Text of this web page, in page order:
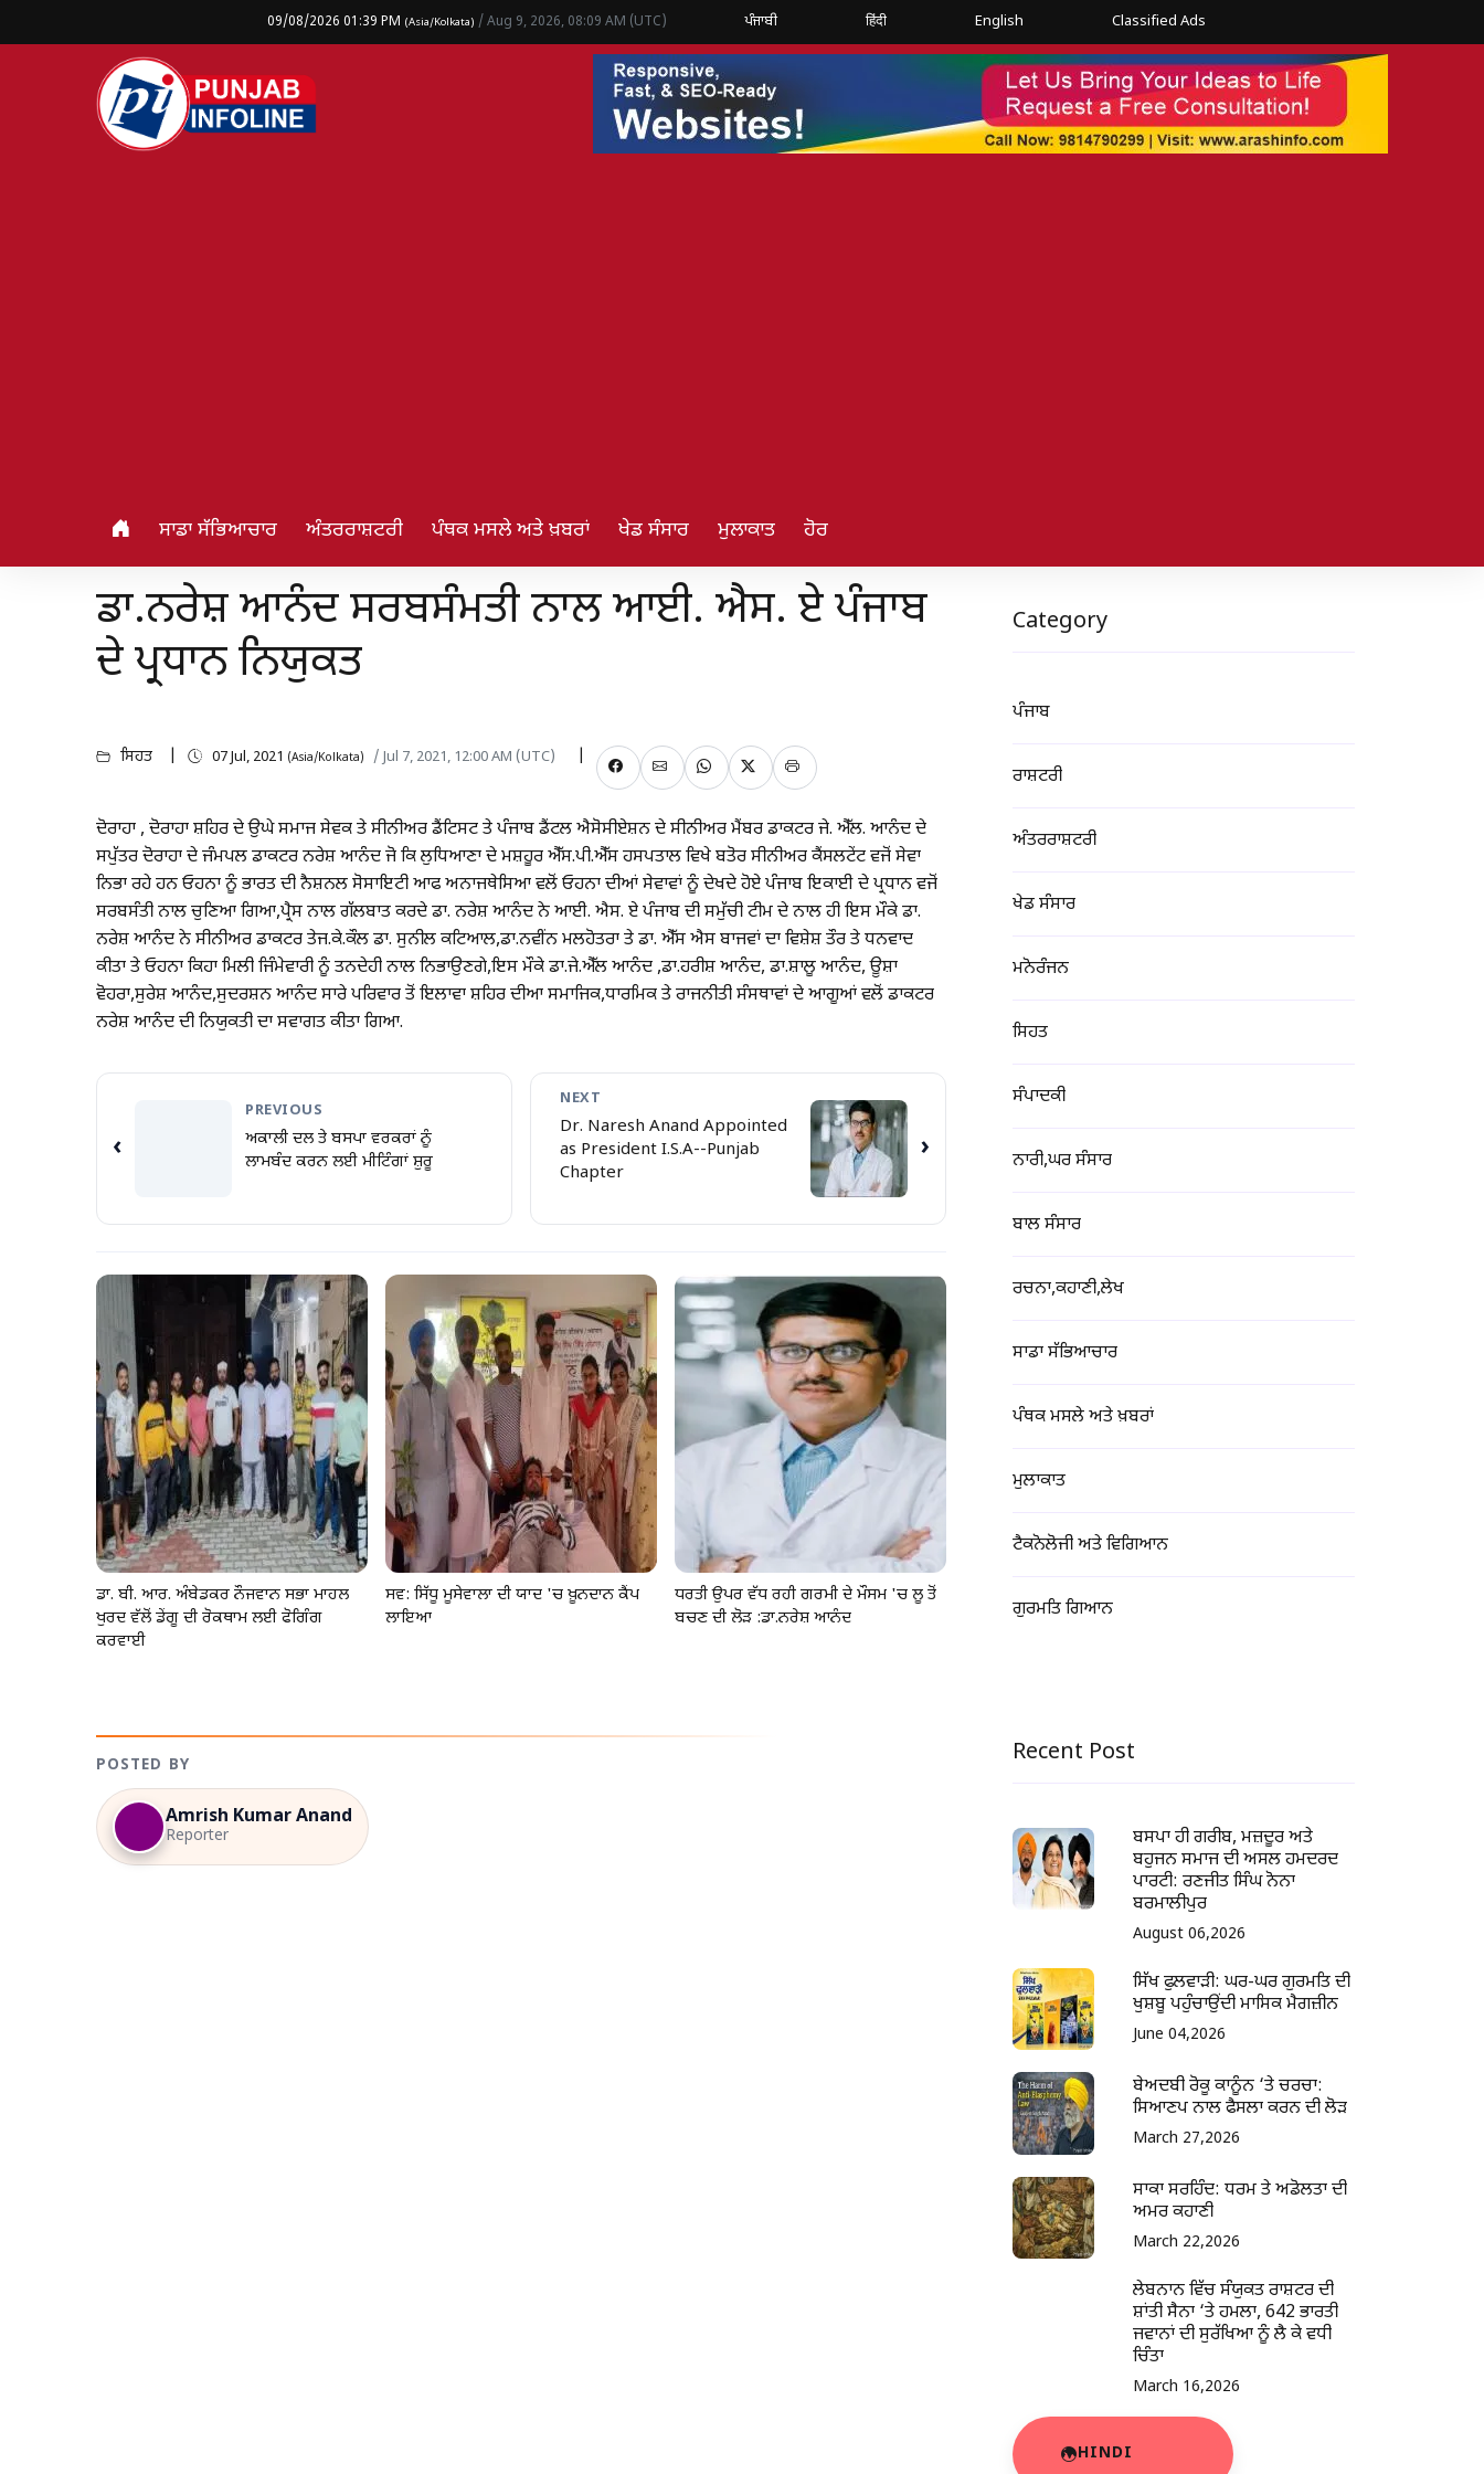
09/08/2026 01:39 PM (Asia/Kolkata) / Aug 9, 2026, 08:09 AM (UTC) ਪੰਜਾਬੀ हिंदी English Classified Ads
ਸਾਡਾ ਸੱਭਿਆਚਾਰ ਅੰਤਰਰਾਸ਼ਟਰੀ ਪੰਥਕ ਮਸਲੇ ਅਤੇ ਖ਼ਬਰਾਂ ਖੇਡ ਸੰਸਾਰ ਮੁਲਾਕਾਤ ਹੋਰ
ਡਾ.ਨਰੇਸ਼ ਆਨੰਦ ਸਰਬਸੰਮਤੀ ਨਾਲ ਆਈ. ਐਸ. ਏ ਪੰਜਾਬ
ਦੇ ਪ੍ਰਧਾਨ ਨਿਯੁਕਤ
ਸਿਹਤ 07 Jul, 2021 (Asia/Kolkata) / Jul 7, 2021, 12:00 AM (UTC)
ਦੋਰਾਹਾ , ਦੋਰਾਹਾ ਸ਼ਹਿਰ ਦੇ ਉਘੇ ਸਮਾਜ ਸੇਵਕ ਤੇ ਸੀਨੀਅਰ ਡੈਂਟਿਸਟ ਤੇ ਪੰਜਾਬ ਡੈਂਟਲ ਐਸੋਸੀਏਸ਼ਨ ਦੇ ਸੀਨੀਅਰ ਮੈਂਬਰ ਡਾਕਟਰ ਜੇ. ਐੱਲ. ਆਨੰਦ ਦੇ
ਸਪੁੱਤਰ ਦੋਰਾਹਾ ਦੇ ਜੰਮਪਲ ਡਾਕਟਰ ਨਰੇਸ਼ ਆਨੰਦ ਜੋ ਕਿ ਲੁਧਿਆਣਾ ਦੇ ਮਸ਼ਹੂਰ ਐੱਸ.ਪੀ.ਐੱਸ ਹਸਪਤਾਲ ਵਿਖੇ ਬਤੋਰ ਸੀਨੀਅਰ ਕੈਂਸਲਟੇਂਟ ਵਜੋਂ ਸੇਵਾ
ਨਿਭਾ ਰਹੇ ਹਨ ਓਹਨਾ ਨੂੰ ਭਾਰਤ ਦੀ ਨੈਸ਼ਨਲ ਸੋਸਾਇਟੀ ਆਫ ਅਨਾਜਥੇਸਿਆ ਵਲੋਂ ਓਹਨਾ ਦੀਆਂ ਸੇਵਾਵਾਂ ਨੂੰ ਦੇਖਦੇ ਹੋਏ ਪੰਜਾਬ ਇਕਾਈ ਦੇ ਪ੍ਰਧਾਨ ਵਜੋਂ
ਸਰਬਸੰਤੀ ਨਾਲ ਚੁਣਿਆ ਗਿਆ,ਪ੍ਰੈਸ ਨਾਲ ਗੱਲਬਾਤ ਕਰਦੇ ਡਾ. ਨਰੇਸ਼ ਆਨੰਦ ਨੇ ਆਈ. ਐਸ. ਏ ਪੰਜਾਬ ਦੀ ਸਮੁੱਚੀ ਟੀਮ ਦੇ ਨਾਲ ਹੀ ਇਸ ਮੌਕੇ ਡਾ.
ਨਰੇਸ਼ ਆਨੰਦ ਨੇ ਸੀਨੀਅਰ ਡਾਕਟਰ ਤੇਜ.ਕੇ.ਕੌਲ ਡਾ. ਸੁਨੀਲ ਕਟਿਆਲ,ਡਾ.ਨਵੀਂਨ ਮਲਹੋਤਰਾ ਤੇ ਡਾ. ਐੱਸ ਐਸ ਬਾਜਵਾਂ ਦਾ ਵਿਸ਼ੇਸ਼ ਤੌਰ ਤੇ ਧਨਵਾਦ
ਕੀਤਾ ਤੇ ਓਹਨਾ ਕਿਹਾ ਮਿਲੀ ਜਿੰਮੇਵਾਰੀ ਨੂੰ ਤਨਦੇਹੀ ਨਾਲ ਨਿਭਾਉਣਗੇ,ਇਸ ਮੌਕੇ ਡਾ.ਜੇ.ਐੱਲ ਆਨੰਦ ,ਡਾ.ਹਰੀਸ਼ ਆਨੰਦ, ਡਾ.ਸ਼ਾਲੂ ਆਨੰਦ, ਊਸ਼ਾ
ਵੋਹਰਾ,ਸੁਰੇਸ਼ ਆਨੰਦ,ਸੁਦਰਸ਼ਨ ਆਨੰਦ ਸਾਰੇ ਪਰਿਵਾਰ ਤੋਂ ਇਲਾਵਾ ਸ਼ਹਿਰ ਦੀਆ ਸਮਾਜਿਕ,ਧਾਰਮਿਕ ਤੇ ਰਾਜਨੀਤੀ ਸੰਸਥਾਵਾਂ ਦੇ ਆਗੂਆਂ ਵਲੋਂ ਡਾਕਟਰ
ਨਰੇਸ਼ ਆਨੰਦ ਦੀ ਨਿਯੁਕਤੀ ਦਾ ਸਵਾਗਤ ਕੀਤਾ ਗਿਆ.
‹
PREVIOUS
ਅਕਾਲੀ ਦਲ ਤੇ ਬਸਪਾ ਵਰਕਰਾਂ ਨੂੰ
ਲਾਮਬੰਦ ਕਰਨ ਲਈ ਮੀਟਿੰਗਾਂ ਸ਼ੁਰੂ
NEXT
Dr. Naresh Anand Appointed
as President I.S.A--Punjab
Chapter
›
ਡਾ. ਬੀ. ਆਰ. ਅੰਬੇਡਕਰ ਨੌਜਵਾਨ ਸਭਾ ਮਾਹਲ
ਖੁਰਦ ਵੱਲੋਂ ਡੇਂਗੂ ਦੀ ਰੋਕਥਾਮ ਲਈ ਫੋਗਿੰਗ
ਕਰਵਾਈ
ਸਵ: ਸਿੱਧੂ ਮੂਸੇਵਾਲਾ ਦੀ ਯਾਦ 'ਚ ਖ਼ੂਨਦਾਨ ਕੈੰਪ
ਲਾਇਆ
ਧਰਤੀ ਉਪਰ ਵੱਧ ਰਹੀ ਗਰਮੀ ਦੇ ਮੌਸਮ 'ਚ ਲੂ ਤੋਂ
ਬਚਣ ਦੀ ਲੋੜ :ਡਾ.ਨਰੇਸ਼ ਆਨੰਦ
POSTED BY
Amrish Kumar Anand
Reporter
Category
ਪੰਜਾਬ
ਰਾਸ਼ਟਰੀ
ਅੰਤਰਰਾਸ਼ਟਰੀ
ਖੇਡ ਸੰਸਾਰ
ਮਨੋਰੰਜਨ
ਸਿਹਤ
ਸੰਪਾਦਕੀ
ਨਾਰੀ,ਘਰ ਸੰਸਾਰ
ਬਾਲ ਸੰਸਾਰ
ਰਚਨਾ,ਕਹਾਣੀ,ਲੇਖ
ਸਾਡਾ ਸੱਭਿਆਚਾਰ
ਪੰਥਕ ਮਸਲੇ ਅਤੇ ਖ਼ਬਰਾਂ
ਮੁਲਾਕਾਤ
ਟੈਕਨੋਲੋਜੀ ਅਤੇ ਵਿਗਿਆਨ
ਗੁਰਮਤਿ ਗਿਆਨ
Recent Post
ਬਸਪਾ ਹੀ ਗਰੀਬ, ਮਜ਼ਦੂਰ ਅਤੇ
ਬਹੁਜਨ ਸਮਾਜ ਦੀ ਅਸਲ ਹਮਦਰਦ
ਪਾਰਟੀ: ਰਣਜੀਤ ਸਿੰਘ ਨੋਨਾ
ਬਰਮਾਲੀਪੁਰ
August 06,2026
ਸਿੱਖ ਫੁਲਵਾੜੀ: ਘਰ-ਘਰ ਗੁਰਮਤਿ ਦੀ
ਖੁਸ਼ਬੂ ਪਹੁੰਚਾਉਂਦੀ ਮਾਸਿਕ ਮੈਗਜ਼ੀਨ
June 04,2026
ਬੇਅਦਬੀ ਰੋਕੂ ਕਾਨੂੰਨ ‘ਤੇ ਚਰਚਾ:
ਸਿਆਣਪ ਨਾਲ ਫੈਸਲਾ ਕਰਨ ਦੀ ਲੋੜ
March 27,2026
ਸਾਕਾ ਸਰਹਿੰਦ: ਧਰਮ ਤੇ ਅਡੋਲਤਾ ਦੀ
ਅਮਰ ਕਹਾਣੀ
March 22,2026
ਲੇਬਨਾਨ ਵਿੱਚ ਸੰਯੁਕਤ ਰਾਸ਼ਟਰ ਦੀ
ਸ਼ਾਂਤੀ ਸੈਨਾ ‘ਤੇ ਹਮਲਾ, 642 ਭਾਰਤੀ
ਜਵਾਨਾਂ ਦੀ ਸੁਰੱਖਿਆ ਨੂੰ ਲੈ ਕੇ ਵਧੀ
ਚਿੰਤਾ
March 16,2026
HINDI